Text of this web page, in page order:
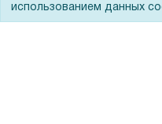
использованием данных